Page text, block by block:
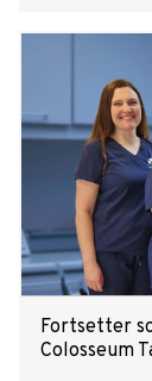
Fortsetter
Colosseum